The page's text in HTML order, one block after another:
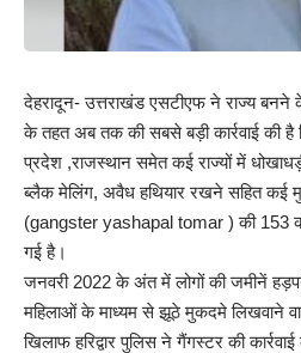
देहरादून- उत्तराखंड एसटीएफ ने राज्य
के तहत अब तक की सबसे बड़ी कार्रवाई की है
प्रदेश ,राजस्थान समेत कई राज्यों में
ब्लैक मेलिंग, अवैध हथियार रखने सहित कई
(gangster yashapal tomar ) की 153
गई है।
जनवरी 2022 के अंत में लोगों की जमीनें
महिलाओं के माध्यम से झूठे मुकदमे लिखवाने
खिलाफ हरिद्वार पुलिस ने गैंगस्टर की